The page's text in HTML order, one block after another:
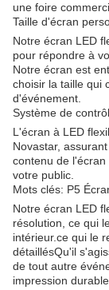
une foire
Taille d'écran
Notre écran LED
pour répondre à
Notre écran est
choisir la taille qui
d'événement.
Système de
L'écran à LED
Novastar,
contenu de
votre public.
Mots clés: P5
Notre écran LED
résolution, ce qui
intérieur.ce qui le
détaillésQu'il
de tout autre
impression